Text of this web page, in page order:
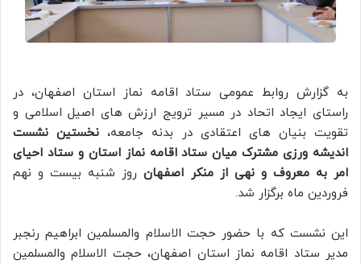
به گزارش روابط عمومی ستاد اقامه نماز استان اصفهان، در
راستای ایجاد اتحاد در مسیر ترویج ارزش های اصیل اسلامی و
تقویت بنیان های اعتقادی در بدنه جامعه، نخستین نشست
اندیشه ورزی مشترک میان ستاد اقامه نماز استان و ستاد احیای
امر به معروف و نهی از منکر اصفهانروز شنبه بیست و نهم
فروردین ماه برگزار شد.
این نشست که با حضور حجت الاسلام والمسلمین ابراهیم رنجبر
مدیر ستاد اقامه نماز استان اصفهان، حجت الاسلام والمسلمین